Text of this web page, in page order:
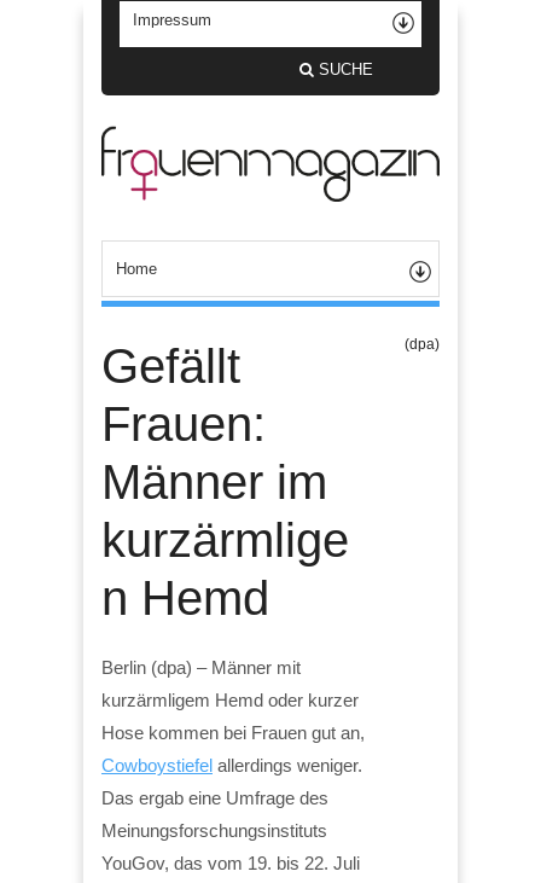
SUCHE
Gefällt
Frauen:
Männer im
kurzärmlige
n Hemd
(dpa)
Berlin (dpa) – Männer mit
kurzärmligem Hemd oder kurzer
Hose kommen bei Frauen gut an,
Cowboystiefel allerdings weniger.
Das ergab eine Umfrage des
Meinungsforschungsinstituts
YouGov, das vom 19. bis 22. Juli